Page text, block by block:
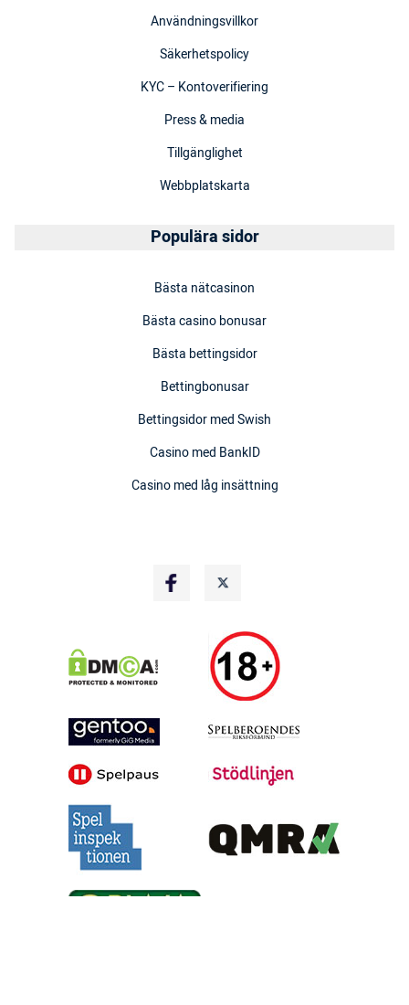
Användningsvillkor
Säkerhetspolicy
KYC – Kontoverifiering
Press & media
Tillgänglighet
Webbplatskarta
Populära sidor
Bästa nätcasinon
Bästa casino bonusar
Bästa bettingsidor
Bettingbonusar
Bettingsidor med Swish
Casino med BankID
Casino med låg insättning